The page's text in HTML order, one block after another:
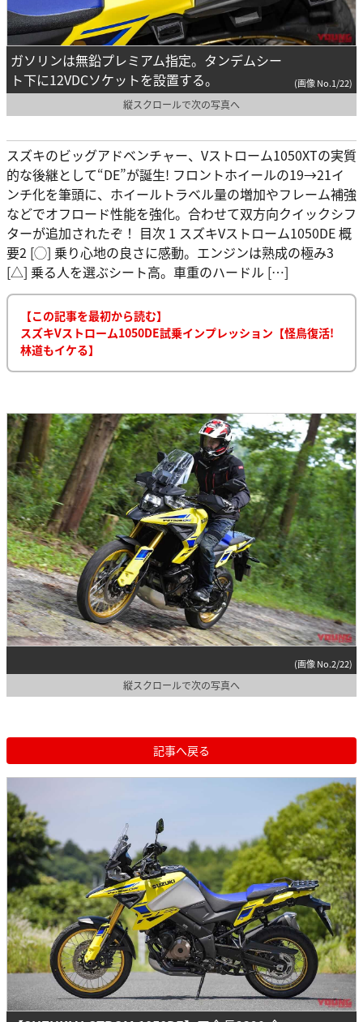
ガソリンは無鉛プレミアム指定。タンデムシー
ト下に12VDCソケットを設置する。
(画像 No.1/22)
縦スクロールで次の写真へ
スズキのビッグアドベンチャー、Vストローム1050XTの実質
的な後継として“DE”が誕生! フロントホイールの19→21イ
ンチ化を筆頭に、ホイールトラベル量の増加やフレーム補強
などでオフロード性能を強化。合わせて双方向クイックシフ
ターが追加されたぞ！ 目次 1 スズキVストローム1050DE 概
要2 [◯] 乗り心地の良さに感動。エンジンは熟成の極み3
[△] 乗る人を選ぶシート高。車重のハードル […]
【この記事を最初から読む】
スズキVストローム1050DE試乗インプレッション【怪鳥復活!
林道もイケる】
(画像 No.2/22)
縦スクロールで次の写真へ
記事へ戻る